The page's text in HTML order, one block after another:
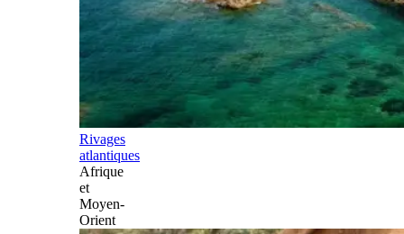
Rivages
atlantiques
Afrique
et
Moyen-
Orient